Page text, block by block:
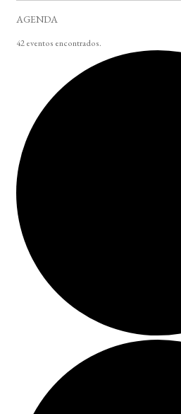
AGENDA
42 eventos encontrados.